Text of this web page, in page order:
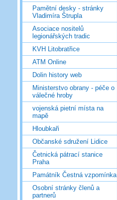
Pamětní desky - stránky
Vladimíra Štrupla
Asociace nositelů
legionářských tradic
KVH Litobratřice
ATM Online
Dolin history web
Ministerstvo obrany - péče o
válečné hroby
vojenská pietní místa na
mapě
Hloubkaři
Občanské sdružení Lidice
Četnická pátrací stanice
Praha
Památník Čestná vzpomínka
Osobní stránky členů a
partnerů